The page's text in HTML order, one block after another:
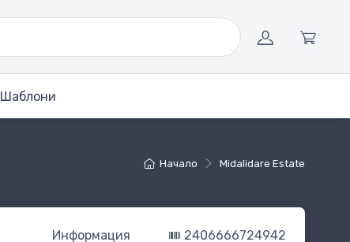
Шаблони
Начало Midalidare Estate
Информация 2406666724942